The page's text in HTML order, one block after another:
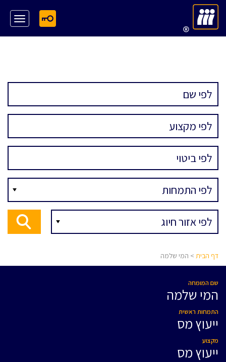
דף הבית > המי שלמה
שם המומחה
המי שלמה
התמחות ראשית
ייעוץ מס
מקצוע
ייעוץ מס